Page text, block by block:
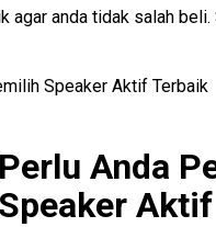
agar anda tidak salah
Anda
Aktif